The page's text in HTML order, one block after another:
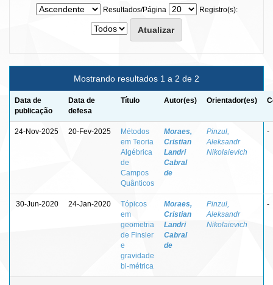
Resultados/Página
Registro(s):
Mostrando resultados 1 a 2 de 2
Data de
publicação
Data de
defesa
Título Autor(es) Orientador(es)
24-Nov-2025 20-Fev-2025
Métodos
em Teoria
Algébrica
de
Campos
Quânticos
Moraes,
Cristian
Landri
Cabral
de
Pinzul,
Aleksandr
Nikolaievich
-
30-Jun-2020 24-Jan-2020
Tópicos
em
geometria
de Finsler
e
gravidade
bi-métrica
Moraes,
Cristian
Landri
Cabral
de
Pinzul,
Aleksandr
Nikolaievich
-